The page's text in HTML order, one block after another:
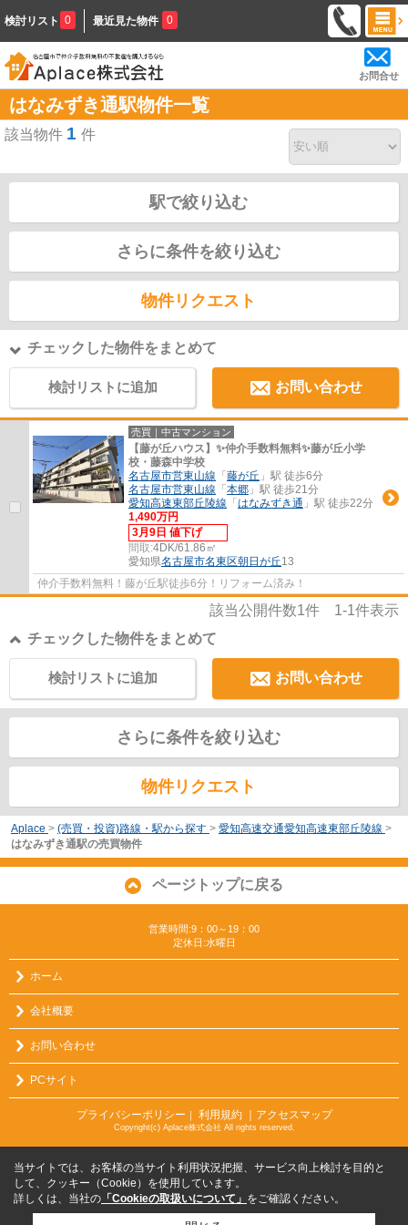
検討リスト 0 最近見た物件 0
お問合せ
はなみずき通駅物件一覧
該当物件 1 件
駅で絞り込む
さらに条件を絞り込む
物件リクエスト
チェックした物件をまとめて
検討リストに追加 お問い合わせ
売買｜中古マンション
【藤が丘ハウス】✨️仲介手数料無料✨️藤が丘小学
校・藤森中学校
名古屋市営東山線 「 藤が丘 」駅 徒歩6分
名古屋市営東山線 「 本郷 」駅 徒歩21分
愛知高速東部丘陵線 「 はなみずき通 」駅 徒歩22分
1,490万円
3月9日 値下げ
間取:4DK/61.86㎡
愛知県名古屋市名東区朝日が丘13
仲介手数料無料！藤が丘駅徒歩6分！リフォーム済み！
該当公開件数1件 1-1件表示
チェックした物件をまとめて
お問い合わせ
検討リストに追加
さらに条件を絞り込む
物件リクエスト
Aplace > (売買・投資)路線・駅から探す > 愛知高速交通愛知高速東部丘陵線 >
はなみずき通駅の売買物件
ページトップに戻る
営業時間:9：00～19：00
定休日:水曜日
ホーム
会社概要
お問い合わせ
PCサイト
プライバシーポリシー ｜ 利用規約 ｜アクセスマップ
Copyright(c) Aplace株式会社 All rights reserved.
当サイトでは、お客様の当サイト利用状況把握、サービス向上検討を目的と
して、クッキー（Cookie）を使用しています。
詳しくは、当社の 「Cookieの取扱いについて」 をご確認ください。